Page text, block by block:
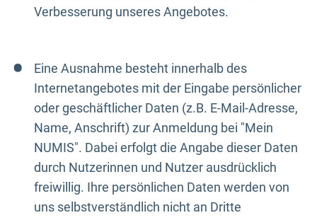
Verbesserung unseres Angebotes.
Eine Ausnahme besteht innerhalb des
Internetangebotes mit der Eingabe persönlicher
oder geschäftlicher Daten (z.B. E-Mail-Adresse,
Name, Anschrift) zur Anmeldung bei "Mein
NUMIS". Dabei erfolgt die Angabe dieser Daten
durch Nutzerinnen und Nutzer ausdrücklich
freiwillig. Ihre persönlichen Daten werden von
uns selbstverständlich nicht an Dritte